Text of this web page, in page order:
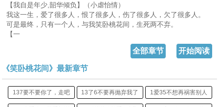
【我自是年少,韶华倾负】（小虐怡情）
我这一生，爱了很多人，恨了很多人，伤了很多人，欠了很多人。
可是最终，只有一个人，与我笑卧桃花间，生死两不弃。
【一
开始阅读
全部章节
《笑卧桃花间》最新章节
137要不要你了，走吧 13了6不要再抛弃我了 1爱35不想再祸害别人